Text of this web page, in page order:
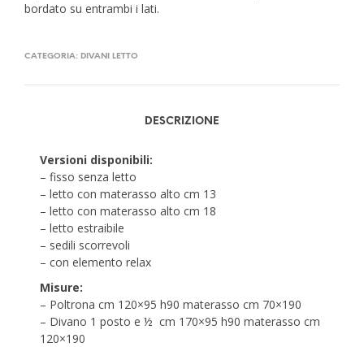
bordato su entrambi i lati.
CATEGORIA: DIVANI LETTO
DESCRIZIONE
Versioni disponibili:
– fisso senza letto
– letto con materasso alto cm 13
– letto con materasso alto cm 18
– letto estraibile
– sedili scorrevoli
– con elemento relax
Misure:
– Poltrona cm 120×95 h90 materasso cm 70×190
– Divano 1 posto e ½ cm 170×95 h90 materasso cm
120×190